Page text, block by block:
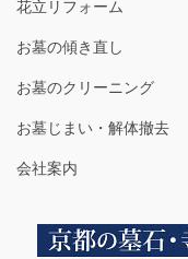
花立リフォーム
お墓の傾き直し
お墓のクリーニング
お墓じまい・解体撤去
会社案内